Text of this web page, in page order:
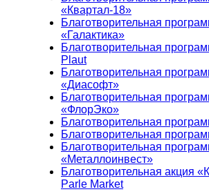
«Квартал-18»
Благотворительная
«Галактика»
Благотворительная
Plaut
Благотворительная
«Диасофт»
Благотворительная
«ФлорЭко»
Благотворительная
Благотворительная
Благотворительная
«Металлоинвест»
Благотворительная акция
Parle Market